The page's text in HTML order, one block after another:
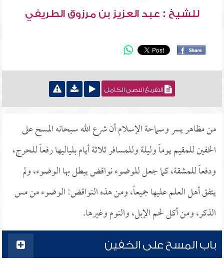
للشيخ : عبد العزيز بن مرزوق الطريفي
التفريغ النصي الكامل
من مظاهر يسر وسماحة الإسلام أن شرع الله سبحانه المسح على
الخفين للمقيم يوماً وليلة وللمسافر ثلاثة أيام بلياليها رفعاً للحرج،
ودفعاً للمشقة، كما جعل للوضوء نواقض يبطل بها الوضوء، ولم
يتفق أهل العلم عليها جميعاً، ومن هذه النواقض: الوضوء من مس
الذكر، ومن أكل لحم الإبل، والنوم وغيرها.
باب المسح على الخفين